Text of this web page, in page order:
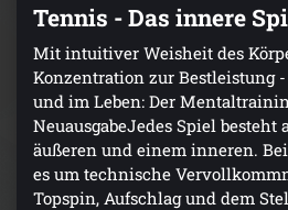
Tennis - Das innere
Mit intuitiver Weisheit des
Konzentration zur Bestleistung
und im Leben: Der
NeuausgabeJedes Spiel
äußeren und einem inneren.
es um technische
Topspin, Aufschlag und dem